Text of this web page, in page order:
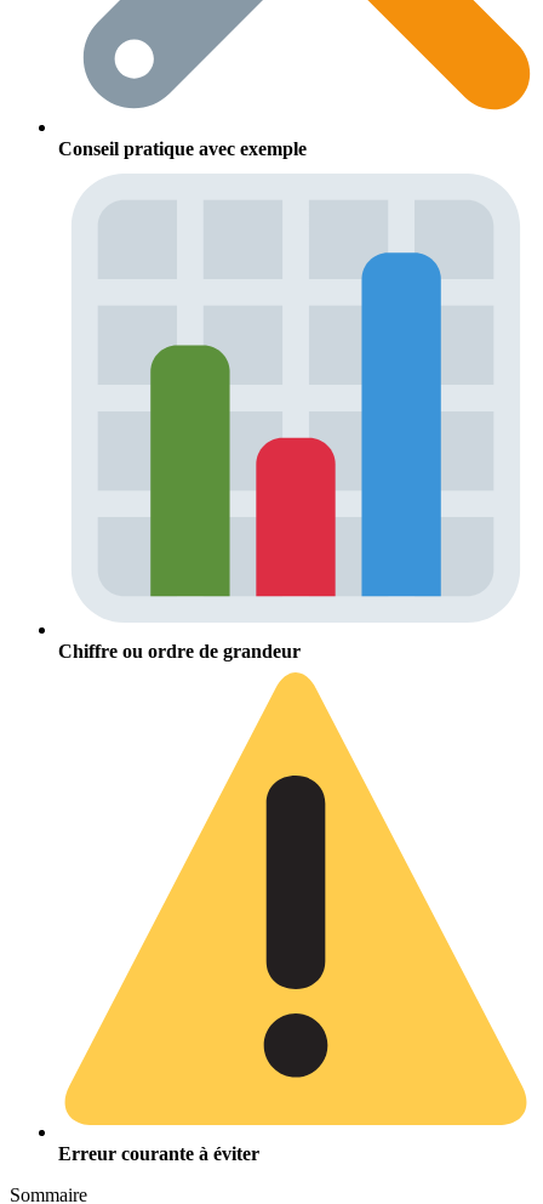
Conseil pratique avec exemple
Chiffre ou ordre de grandeur
Erreur courante à éviter
Sommaire